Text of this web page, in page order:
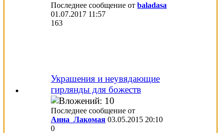
Последнее сообщение от baladasa
01.07.2017 11:57
163
Украшения и неувядающие
гирлянды для божеств
Последнее сообщение от
Анна_Лакомая 03.05.2015 20:10
0